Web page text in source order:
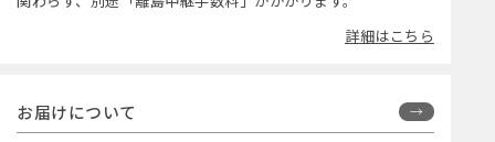
詳細はこちら
お届けについて